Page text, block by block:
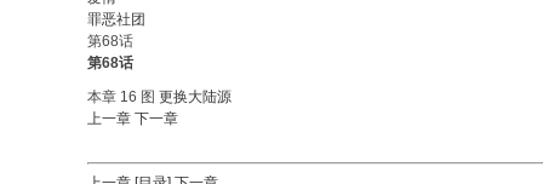
罪恶社团
第68话
第68话
本章 16 图 更换大陆源
上一章 下一章